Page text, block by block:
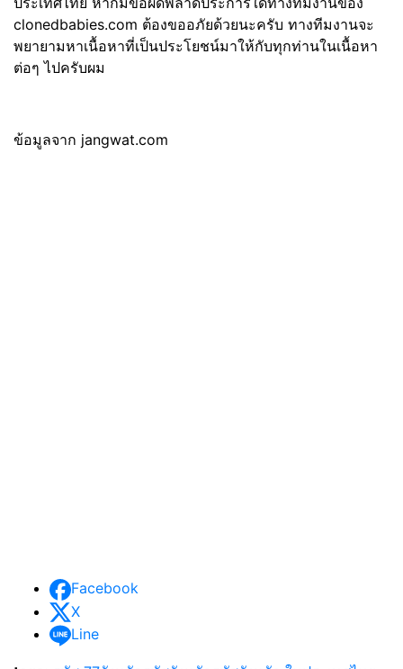
clonedbabies.com ต้องขออภัยด้วยนะครับ ทางทีมงานจะ
พยายามหาเนื้อหาที่เป็นประโยชน์มาให้กับทุกท่านในเนื้อหา
ต่อๆ ไปครับผม
ข้อมูลจาก jangwat.com
Facebook
X
Line